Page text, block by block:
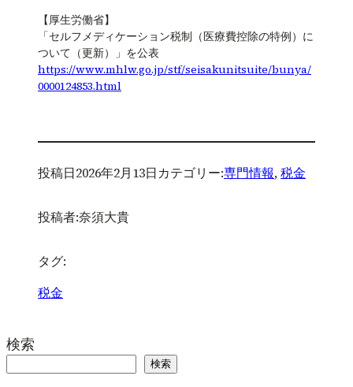
【厚生労働省】
「セルフメディケーション税制（医療費控除の特例）に
ついて（更新）」を公表
https://www.mhlw.go.jp/stf/seisakunitsuite/bunya/
0000124853.html
投稿日2026年2月13日カテゴリー:専門情報, 税金
投稿者:奈須大貴
タグ:
税金
検索
検索